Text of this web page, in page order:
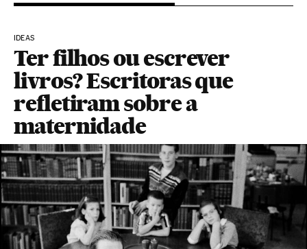
IDEAS
Ter filhos ou escrever
livros? Escritoras que
refletiram sobre a
maternidade